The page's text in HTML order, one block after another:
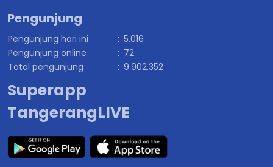
Pengunjung
Pengunjung hari ini : 5.016
Pengunjung online
: 72
Total pengunjung
: 9.902.352
Superapp
TangerangLIVE